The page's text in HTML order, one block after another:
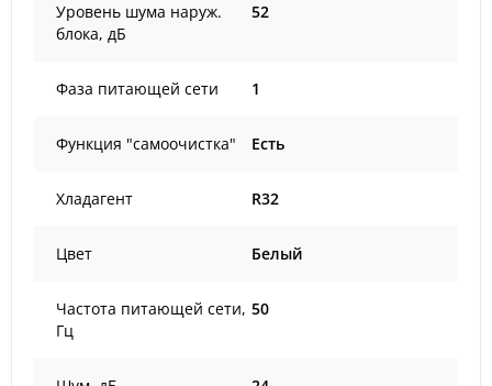
Уровень шума наруж.
блока, дБ
52
Фаза питающей сети 1
Функция "самоочистка" Есть
Хладагент R32
Цвет Белый
Частота питающей сети,
Гц
50